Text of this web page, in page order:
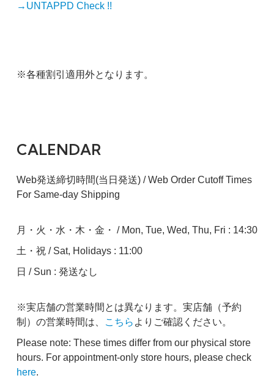
→UNTAPPD Check !!
※各種割引適用外となります。
CALENDAR
Web発送締切時間(当日発送) / Web Order Cutoff Times
For Same-day Shipping
月・火・水・木・金・ / Mon, Tue, Wed, Thu, Fri : 14:30
土・祝 / Sat, Holidays : 11:00
日 / Sun : 発送なし
※実店舗の営業時間とは異なります。実店舗（予約
制）の営業時間は、
こちら よりご確認ください。
Please note: These times differ from our physical store
hours. For appointment-only store hours, please check
here.